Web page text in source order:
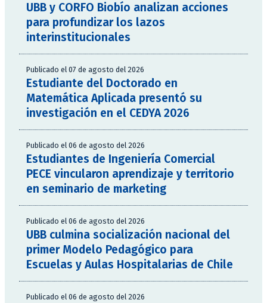
UBB y CORFO Biobío analizan acciones
para profundizar los lazos
interinstitucionales
Publicado el 07 de agosto del 2026
Estudiante del Doctorado en
Matemática Aplicada presentó su
investigación en el CEDYA 2026
Publicado el 06 de agosto del 2026
Estudiantes de Ingeniería Comercial
PECE vincularon aprendizaje y territorio
en seminario de marketing
Publicado el 06 de agosto del 2026
UBB culmina socialización nacional del
primer Modelo Pedagógico para
Escuelas y Aulas Hospitalarias de Chile
Publicado el 06 de agosto del 2026